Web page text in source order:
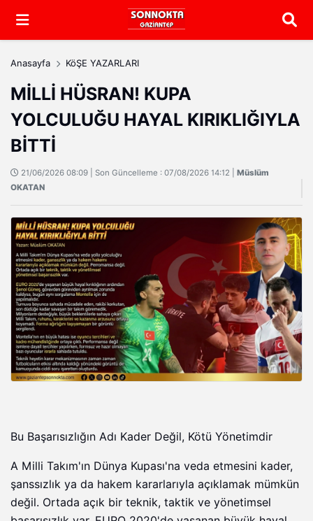
Arama
Anasayfa KöŞE YAZARLARI
MİLLİ HÜSRAN! KUPA
YOLCULUĞU HAYAL KIRIKLIĞIYLA
BİTTİ
21/06/2026 08:09 | Son Güncelleme : 07/08/2026 14:12 | Müslüm
OKATAN
Bu Başarısızlığın Adı Kader Değil, Kötü Yönetimdir
A Milli Takım'ın Dünya Kupası'na veda etmesini kader,
şanssızlık ya da hakem kararlarıyla açıklamak mümkün
değil. Ortada açık bir teknik, taktik ve yönetimsel